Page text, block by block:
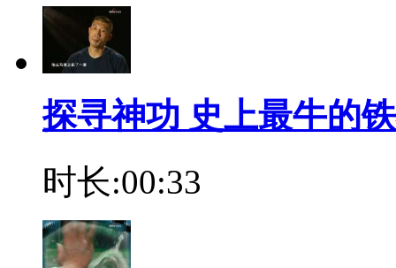
探寻神功 史上最牛的
时长:00:33